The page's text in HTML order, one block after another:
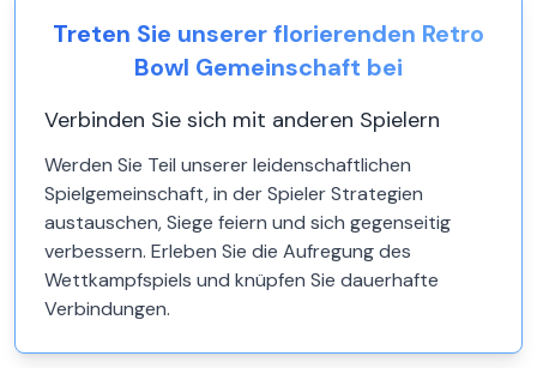
Treten Sie unserer florierenden Retro
Bowl Gemeinschaft bei
Verbinden Sie sich mit anderen Spielern
Werden Sie Teil unserer leidenschaftlichen
Spielgemeinschaft, in der Spieler Strategien
austauschen, Siege feiern und sich gegenseitig
verbessern. Erleben Sie die Aufregung des
Wettkampfspiels und knüpfen Sie dauerhafte
Verbindungen.